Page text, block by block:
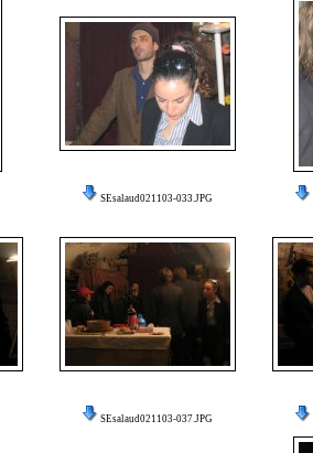
SEsalaud021103-033.JPG
SEsalaud021103-037.JPG